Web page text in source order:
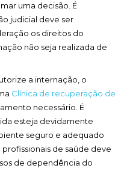
uma decisão. É
judicial deve ser
os direitos do
não seja realizada de
a internação, o
Clínica de recuperação de
necessário. É
esteja devidamente
seguro e adequado
de saúde deve
de dependência do